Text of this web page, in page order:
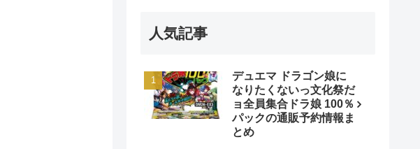
人気記事
デュエマ ドラゴン娘に
なりたくないっ文化祭だ
ョ全員集合ドラ娘 100％
パックの通販予約情報ま
とめ